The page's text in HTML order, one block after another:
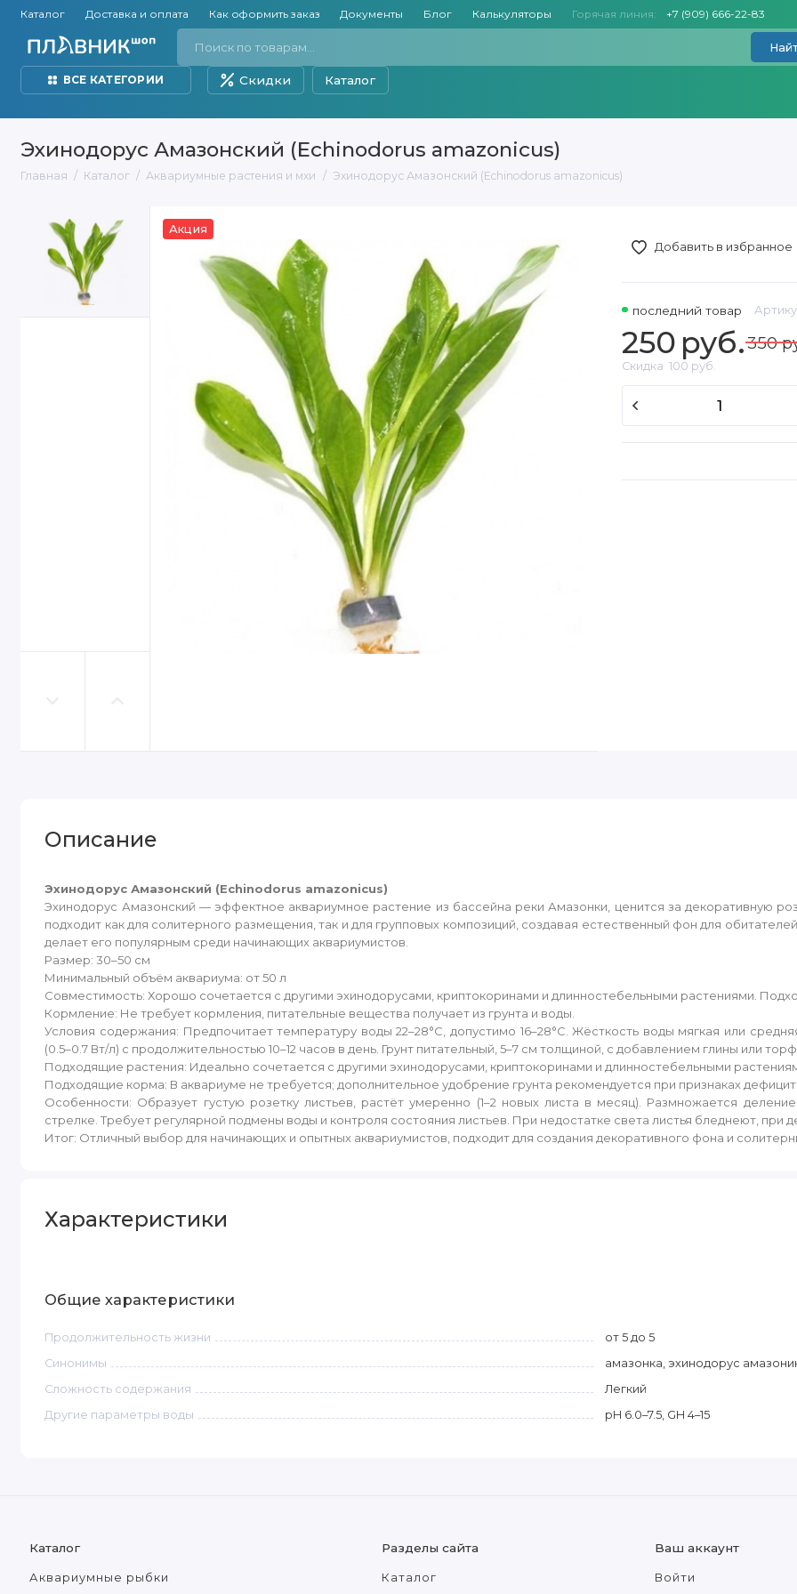
Каталог Доставка и оплата Как оформить заказ Документы Блог Калькуляторы Горячая линия: +7 (909) 666-22-83
ВСЕ КАТЕГОРИИ Скидки Каталог
Эхинодорус Амазонский (Echinodorus amazonicus)
Главная Каталог Аквариумные растения и мхи Эхинодорус Амазонский (Echinodorus amazonicus)
Акция
Добавить в избранное
последний товар
250 руб.350
Скидка 100 руб.
Описание
Эхинодорус Амазонский (Echinodorus amazonicus)
Эхинодорус Амазонский — эффектное аквариумное растение из бассейна реки Амазонки, ценится за декоративную
подходит как для солитерного размещения, так и для групповых композиций, создавая естественный фон для
делает его популярным среди начинающих аквариумистов.
Размер: 30–50 см
Минимальный объём аквариума: от 50 л
Совместимость: Хорошо сочетается с другими эхинодорусами, криптокоринами и длинностебельными растениями.
Кормление: Не требует кормления, питательные вещества получает из грунта и воды.
Условия содержания: Предпочитает температуру воды 22–28°C, допустимо 16–28°C. Жёсткость воды мягкая или
(0.5–0.7 Вт/л) с продолжительностью 10–12 часов в день. Грунт питательный, 5–7 см толщиной, с добавлением глины или
Подходящие растения: Идеально сочетается с другими эхинодорусами, криптокоринами и длинностебельными
Подходящие корма: В аквариуме не требуется; дополнительное удобрение грунта рекомендуется при признаках
Особенности: Образует густую розетку листьев, растёт умеренно (1–2 новых листа в месяц). Размножается
стрелке. Требует регулярной подмены воды и контроля состояния листьев. При недостатке света листья бледнеют,
Итог: Отличный выбор для начинающих и опытных аквариумистов, подходит для создания декоративного фона и
Характеристики
Общие характеристики
Продолжительность жизни
от 5 до 5
Синонимы
амазонка, эхинодорус
Сложность содержания
Легкий
Другие параметры воды
pH 6.0–7.5, GH 4–15
Каталог
Аквариумные рыбки
Разделы сайта
Каталог
Ваш аккаунт
Войти